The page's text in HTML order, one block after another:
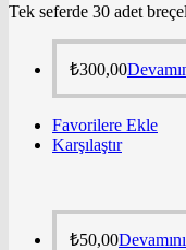
Tek seferde 30 adet
₺300,00
Favorilere Ekle
Karşılaştır
₺50,00